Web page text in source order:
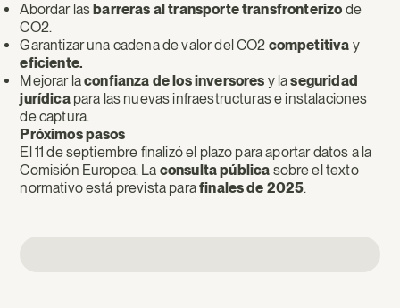
Abordar las barreras al transporte transfronterizo de
CO2.
Garantizar una cadena de valor del CO2 competitiva y
eficiente.
Mejorar laconfianza de los inversores y laseguridad
jurídicapara las nuevas infraestructuras e instalaciones
de captura.
Próximos pasos
El 11 de septiembre finalizó el plazo para aportar datos a la
Comisión Europea. La consulta pública sobre el texto
normativo está prevista parafinales de 2025.